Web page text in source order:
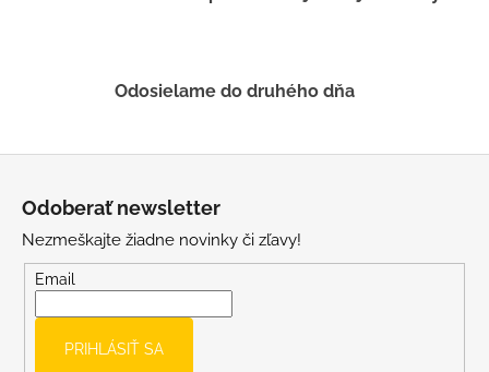
ý
s
Odosielame do druhého dňa
Odoberať newsletter
Nezmeškajte žiadne novinky či zľavy!
Email
PRIHLÁSIŤ SA